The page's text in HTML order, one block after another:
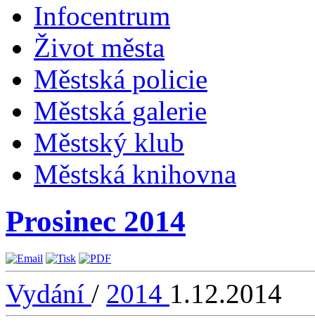
Infocentrum
Život města
Městská policie
Městská galerie
Městský klub
Městská knihovna
Prosinec 2014
Vydání / 2014 1.12.2014